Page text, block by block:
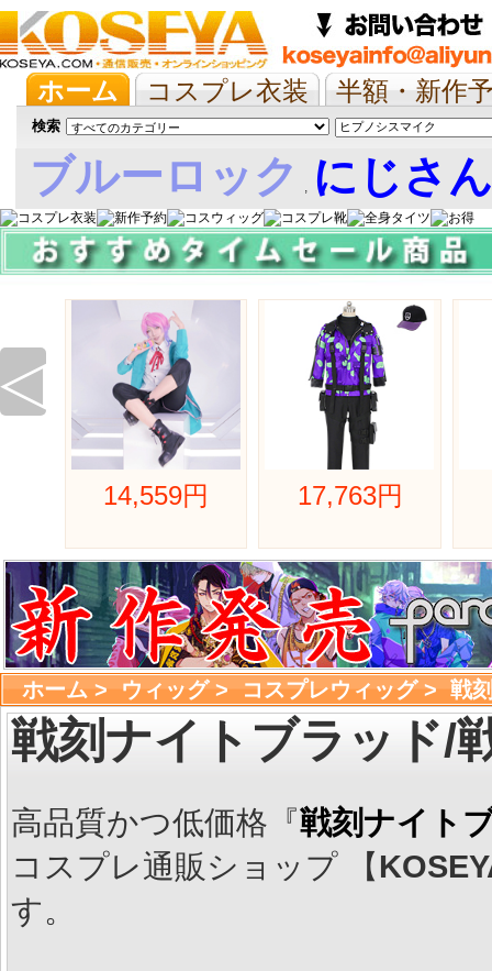
ホーム コスプレ衣装
半額・新作
抱き枕/布団/シーツ
ツイステ ウマ
検索
ブルーロック , にじさ
娘
◁
14,559円 17,763円
ホーム> ウィッグ> コスプレウィッグ> 戦
戦刻ナイトブラッド/
高品質かつ低価格『戦刻ナイト
コスプレ通販ショップ 【
す。